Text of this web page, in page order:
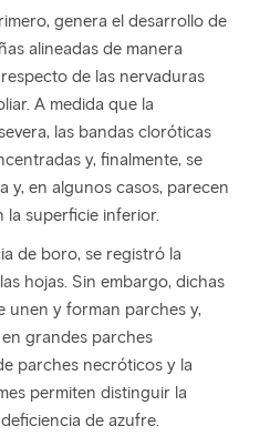
genera el desarrollo de
alineadas de manera
de las nervaduras
A medida que la
las bandas cloróticas
y, finalmente, se
y, en algunos casos, parecen
la superficie inferior.
de boro, se registró la
hojas. Sin embargo, dichas
unen y forman parches y,
grandes parches
parches necróticos y la
permiten distinguir la
de azufre.